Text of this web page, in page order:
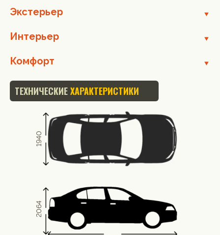
Экстерьер
Интерьер
Комфорт
ТЕХНИЧЕСКИЕХАРАКТЕРИСТИКИ
2064
1940